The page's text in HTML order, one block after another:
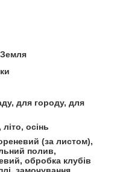
для городу, для
літо, осінь
(за листом),
полив,
обробка клубів
замочування